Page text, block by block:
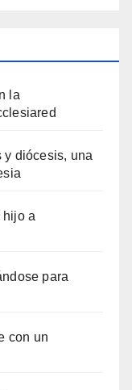
la
y diócesis, una
hijo a
para
con un